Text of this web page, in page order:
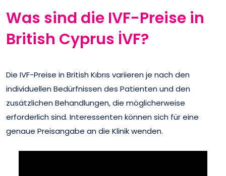
Was sind die IVF-Preise in
British Cyprus İVF?
Die IVF-Preise in British Kıbrıs variieren je nach den
individuellen Bedürfnissen des Patienten und den
zusätzlichen Behandlungen, die möglicherweise
erforderlich sind. Interessenten können sich für eine
genaue Preisangabe an die Klinik wenden.